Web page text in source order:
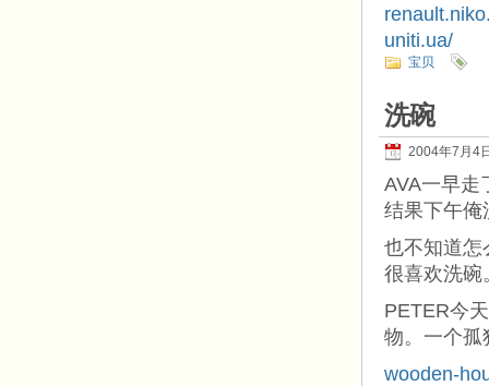
uniti.ua/
宝贝
洗碗
2004年7月4
AVA一早走
结果下午俺
也不知道怎
很喜欢洗碗
PETER今
物。一个孤
wooden-